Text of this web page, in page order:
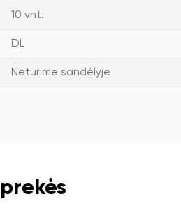
10 vnt.
DL
Neturime sandėlyje